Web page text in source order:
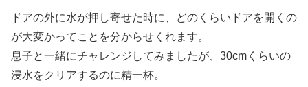
ドアの外に水が押し寄せた時に、どのくらいドアを開くの
が大変かってことを分からせくれます。
息子と一緒にチャレンジしてみましたが、30cmくらいの
浸水をクリアするのに精一杯。